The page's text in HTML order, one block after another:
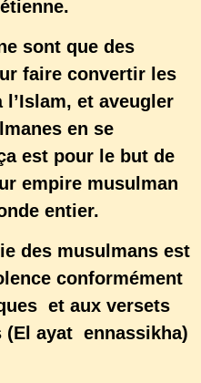
sont que des
faire convertir les
et aveugler
en se
est pour le but de
empire musulman
entier.
des musulmans est
conformément
et aux versets
(El ayat ennassikha)